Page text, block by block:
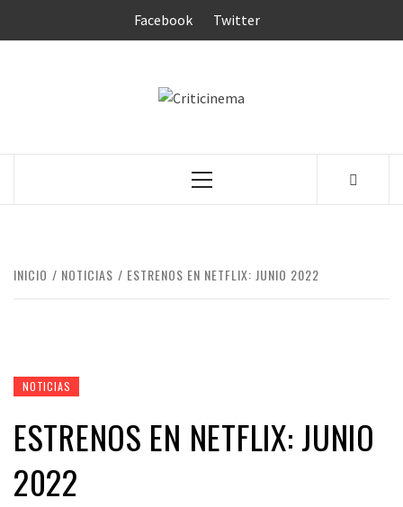
Facebook Twitter
Menú
INICIO NOTICIAS ESTRENOS EN NETFLIX: JUNIO 2022
NOTICIAS
ESTRENOS EN NETFLIX: JUNIO
2022